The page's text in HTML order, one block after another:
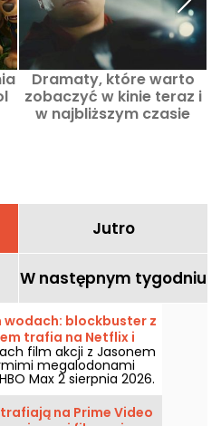
Dramaty, które warto
zobaczyć w kinie teraz i
w najbliższym czasie
Jutro
W następnym tygodniu
wodach: blockbuster z
trafia na Netflix i
film akcji z Jasonem
megalodonami
Max 2 sierpnia 2026.
na Prime Video